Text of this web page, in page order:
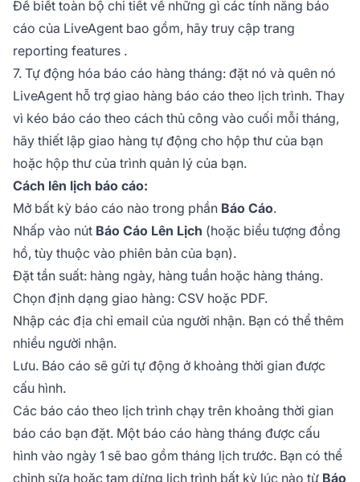
Để biết toàn bộ chi tiết về những gì các tính năng báo
cáo của LiveAgent bao gồm, hãy truy cập trang
reporting features .
7. Tự động hóa báo cáo hàng tháng: đặt nó và quên nó
LiveAgent hỗ trợ giao hàng báo cáo theo lịch trình. Thay
vì kéo báo cáo theo cách thủ công vào cuối mỗi tháng,
hãy thiết lập giao hàng tự động cho hộp thư của bạn
hoặc hộp thư của trình quản lý của bạn.
Cách lên lịch báo cáo:
Mở bất kỳ báo cáo nào trong phần Báo Cáo.
Nhấp vào nút Báo Cáo Lên Lịch (hoặc biểu tượng đồng
hồ, tùy thuộc vào phiên bản của bạn).
Đặt tần suất: hàng ngày, hàng tuần hoặc hàng tháng.
Chọn định dạng giao hàng: CSV hoặc PDF.
Nhập các địa chỉ email của người nhận. Bạn có thể thêm
nhiều người nhận.
Lưu. Báo cáo sẽ gửi tự động ở khoảng thời gian được
cấu hình.
Các báo cáo theo lịch trình chạy trên khoảng thời gian
báo cáo bạn đặt. Một báo cáo hàng tháng được cấu
hình vào ngày 1 sẽ bao gồm tháng lịch trước. Bạn có thể
chỉnh sửa hoặc tạm dừng lịch trình bất kỳ lúc nào từ Báo